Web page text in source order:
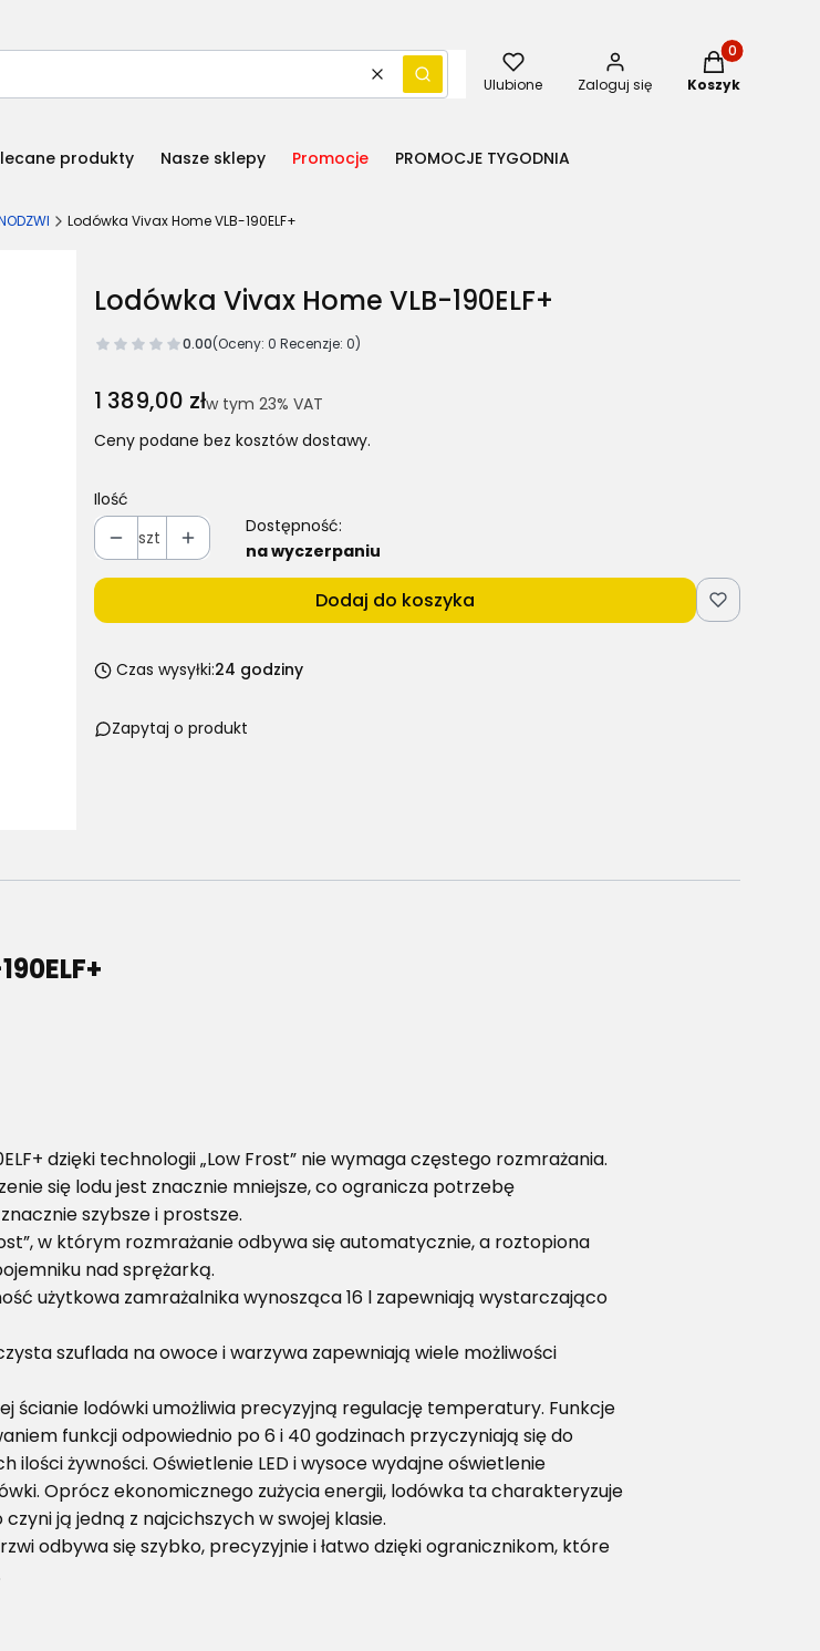
WyczyśćSzukaj Ulubione Zaloguj się
Produkty w
Koszyk
produkty Nasze sklepy Promocje PROMOCJE TYGODNIA
Lodówka Vivax Home VLB-190ELF+
Lodówka Vivax Home VLB-190ELF+
0.00(Oceny: 0 Recenzje: 0)
Cena
1 389,00 złw tym 23% VAT
w tym 23% VAT
Ceny podane bez kosztów dostawy.
Ilość
szt
Dostępność:
na wyczerpaniu
Dodaj do koszyka
Czas wysyłki:24 godziny
Zapytaj o produkt
dzięki technologii „Low Frost” nie wymaga częstego rozmrażania.
się lodu jest znacznie mniejsze, co ogranicza potrzebę
szybsze i prostsze.
w którym rozmrażanie odbywa się automatycznie, a roztopiona
nad sprężarką.
użytkowa zamrażalnika wynosząca 16 l zapewniają wystarczająco
szuflada na owoce i warzywa zapewniają wiele możliwości
ścianie lodówki umożliwia precyzyjną regulację temperatury. Funkcje
funkcji odpowiednio po 6 i 40 godzinach przyczyniają się do
ilości żywności. Oświetlenie LED i wysoce wydajne oświetlenie
Oprócz ekonomicznego zużycia energii, lodówka ta charakteryzuje
ją jedną z najcichszych w swojej klasie.
odbywa się szybko, precyzyjnie i łatwo dzięki ogranicznikom, które